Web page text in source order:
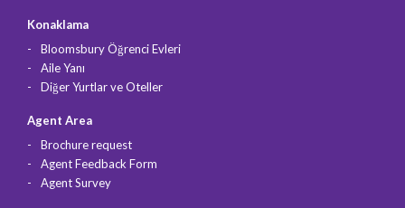
Konaklama
Bloomsbury Öğrenci Evleri
Aile Yanı
Diğer Yurtlar ve Oteller
Agent Area
Brochure request
Agent Feedback Form
Agent Survey